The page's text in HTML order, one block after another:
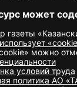
может
газеты
можно
условий труда
политика АО